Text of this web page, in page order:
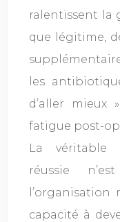
ralentissent la
que légitime,
les
d’aller mieux
fatigue post-
La véritable
réussie
capacité à